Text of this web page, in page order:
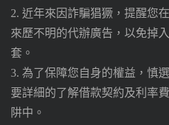
2. 近年來因詐騙猖獗，提醒您
來歷不明的代辦廣告，以免掉
套。
3. 為了保障您自身的權益，慎
要詳細的了解借款契約及利率
阱中。